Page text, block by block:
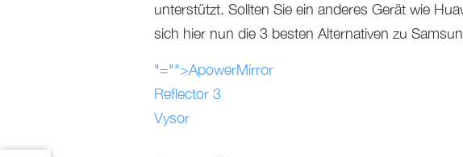
unterstützt. Sollten Sie ein anderes Gerät wie
sich hier nun die 3 besten Alternativen zu
"="">ApowerMirror
Reflector 3
Vysor